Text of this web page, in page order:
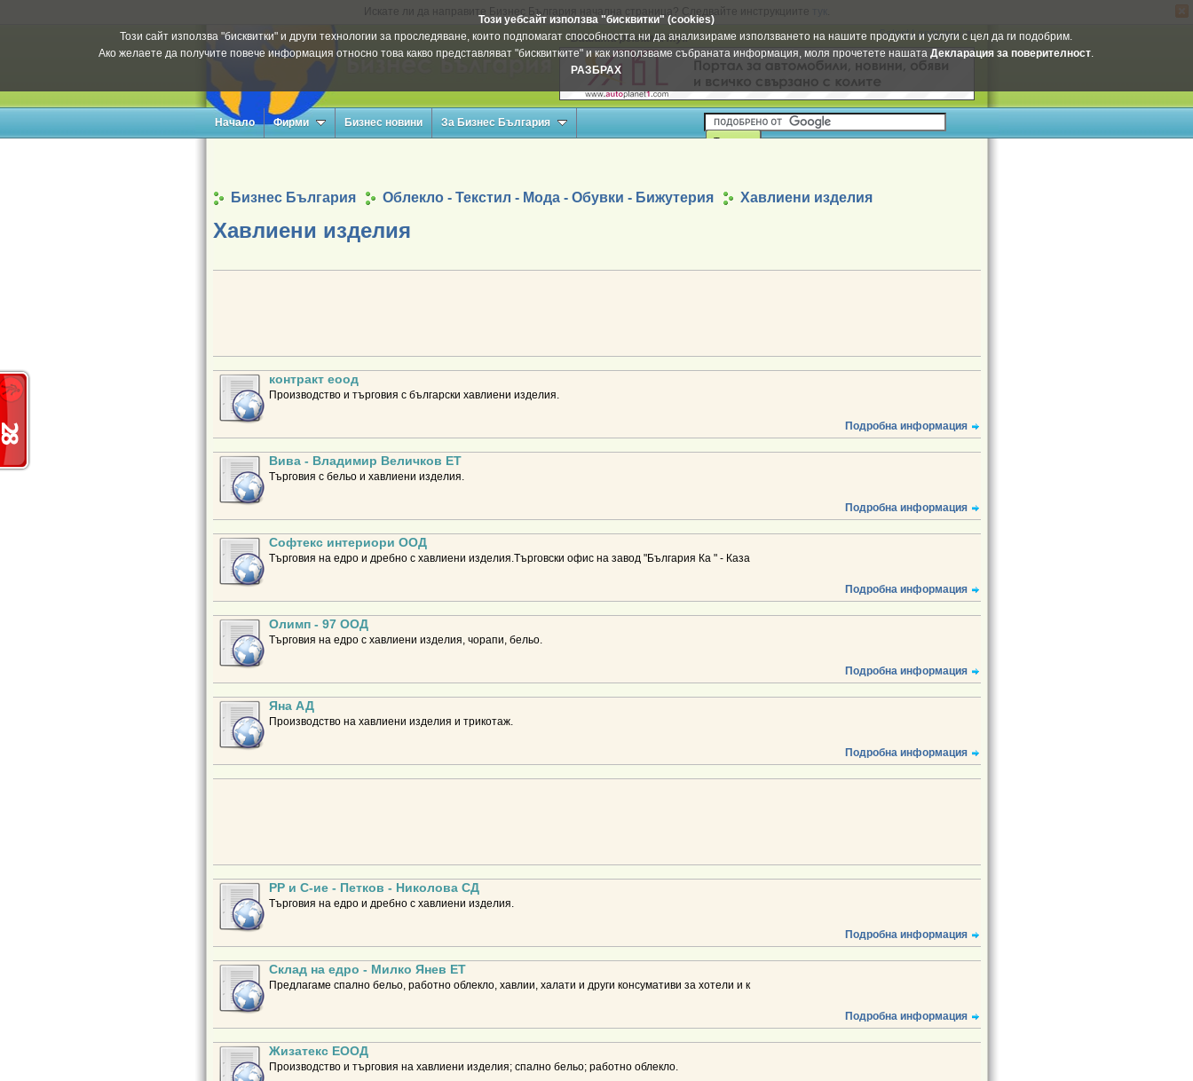
Искате ли да направите Бизнес България начална страница? Следвайте инструкциите
Този уебсайт използва "бисквитки" (cookies)
Този сайт използва "бисквитки" и други технологии за проследяване, които подпомагат способността ни да анализираме използването на нашите продукти и услуги с цел да ги подобрим.
Ако желаете да получите повече информация относно това какво представляват "бисквитките" и как използваме събраната информация, моля прочетете нашатаДекларация за поверителност.
РАЗБРАХ
Select Language ▼
Вашата реклама тук
Начало Фирми Бизнес новини За Бизнес България
Бизнес България Облекло - Текстил - Мода - Обувки - Бижутерия Хавлиени изделия
Хавлиени изделия
контракт еоод
Производство и търговия с български хавлиени изделия.
Подробна информация
Вива - Владимир Величков ЕТ
Търговия с бельо и хавлиени изделия.
Подробна информация
Софтекс интериори ООД
Търговия на едро и дребно с хавлиени изделия.Търговски офис на завод "България Ка " - Каза
Подробна информация
Олимп - 97 ООД
Търговия на едро с хавлиени изделия, чорапи, бельо.
Подробна информация
Яна АД
Производство на хавлиени изделия и трикотаж.
Подробна информация
РР и С-ие - Петков - Николова СД
Търговия на едро и дребно с хавлиени изделия.
Подробна информация
Склад на едро - Милко Янев ЕТ
Предлагаме спално бельо, работно облекло, хавлии, халати и други консумативи за хотели и к
Подробна информация
Жизатекс ЕООД
Производство и търговия на хавлиени изделия; спално бельо; работно облекло.